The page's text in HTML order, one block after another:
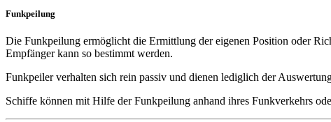
Funkpeilung
Die Funkpeilung ermöglicht die Ermittlung der eigenen Position oder
Empfänger kann so bestimmt werden.
Funkpeiler verhalten sich rein passiv und dienen lediglich der
Schiffe können mit Hilfe der Funkpeilung anhand ihres Funkverkehrs